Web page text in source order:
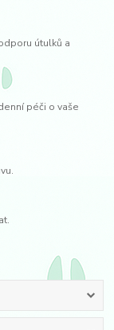
útulků a
péči o vaše